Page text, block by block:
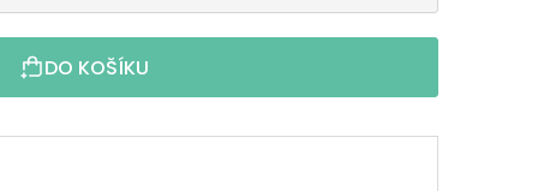
DO KOŠÍKU